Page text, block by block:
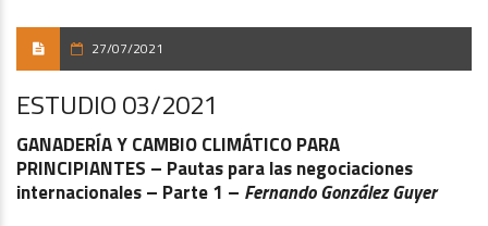
27/07/2021
ESTUDIO 03/2021
GANADERÍA Y CAMBIO CLIMÁTICO PARA
PRINCIPIANTES – Pautas para las negociaciones
internacionales – Parte 1 – Fernando González Guyer